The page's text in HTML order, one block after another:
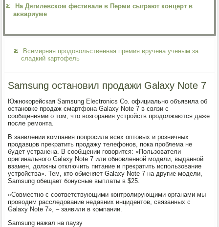
На Дягилевском фестивале в Перми сыграют концерт в
аквариуме
Всемирная продовольственная премия вручена ученым за
сладкий картофель
Samsung остановил продажи Galaxy Note 7
Южнокорейская Samsung Electronics Co. официально объявила об
остановке продаж смартфона Galaxy Note 7 в связи с
сообщениями о том, что возгорания устройств продолжаются даже
после ремонта.
В заявлении компания попросила всех оптовых и розничных
продавцов прекратить продажу телефонов, пока проблема не
будет устранена. В сообщении говорится: «Пользователи
оригинального Galaxy Note 7 или обновленной модели, выданной
взамен, должны отключить питание и прекратить использование
устройства». Тем, кто обменяет Galaxy Note 7 на другие модели,
Samsung обещает бонусные выплаты в $25.
«Совместно с соответствующими контролирующими органами мы
проводим расследование недавних инцидентов, связанных с
Galaxy Note 7», – заявили в компании.
Samsung нажал на паузу